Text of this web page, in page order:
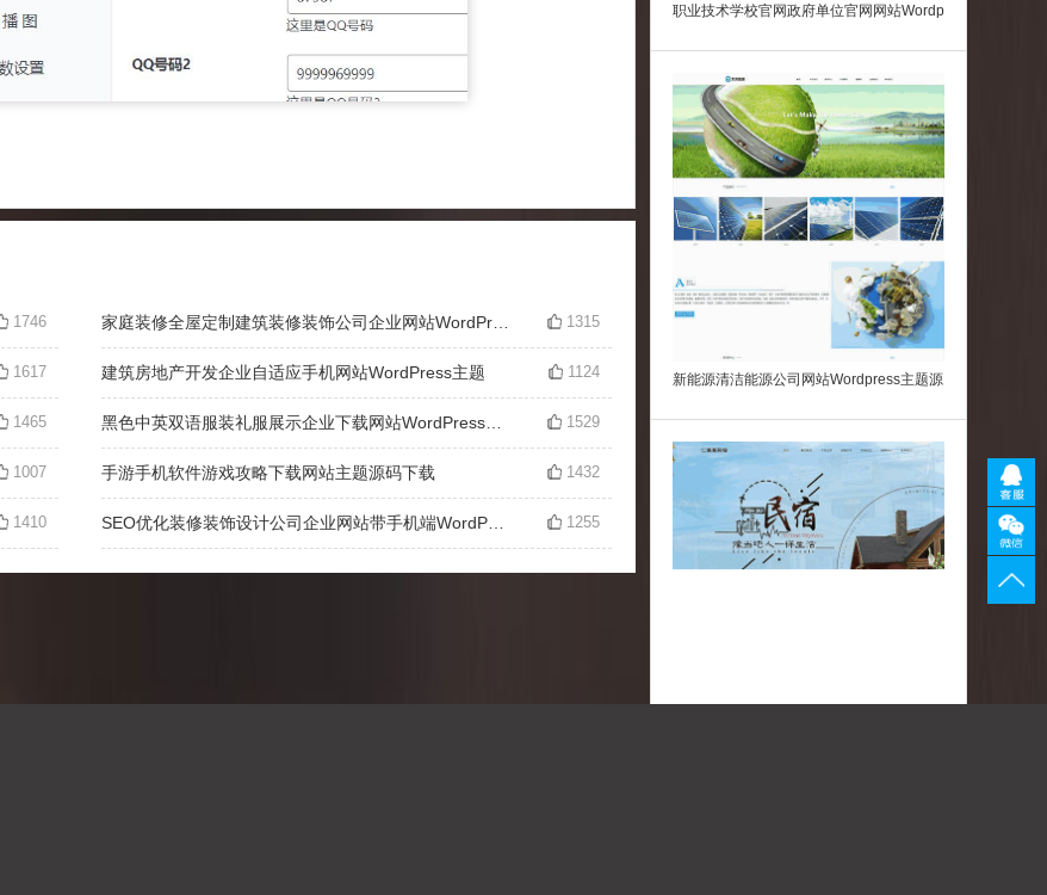
1746 家庭装修全屋定制建筑装修装饰公司企业网站WordPress主题下载 1315
1617 建筑房地产开发企业自适应手机网站WordPress主题 1124
1465 黑色中英双语服装礼服展示企业下载网站WordPress主题下载 1529
1007 手游手机软件游戏攻略下载网站主题源码下载 1432
1410 SEO优化装修装饰设计公司企业网站带手机端WordPress主题 1255
职业技术学校官网政府单位官网网站Wordp
ress模板下载
新能源清洁能源公司网站Wordpress主题源
码